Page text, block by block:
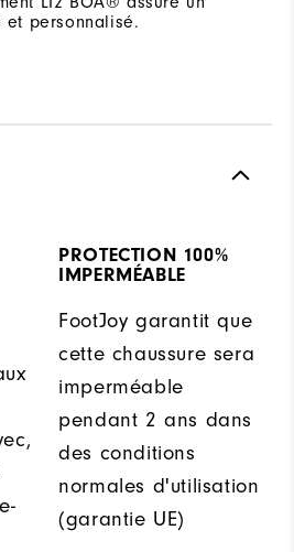
et personnalisé.
PROTECTION 100%
IMPERMÉABLE
FootJoy garantit que
cette chaussure sera
imperméable
pendant 2 ans dans
des conditions
normales d'utilisation
(garantie UE)